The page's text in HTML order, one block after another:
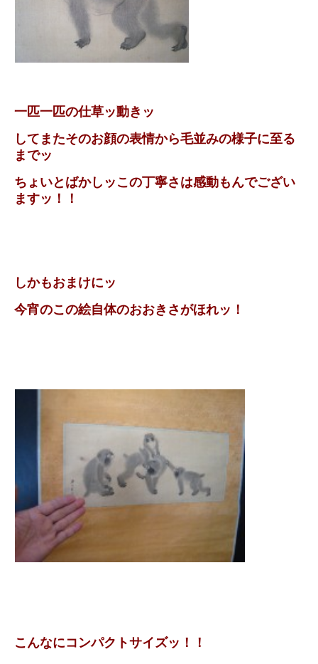
一匹一匹の仕草ッ動きッ
してまたそのお顔の表情から毛並みの様子に至る
までッ
ちょいとばかしッこの丁寧さは感動もんでござい
ますッ！！
しかもおまけにッ
今宵のこの絵自体のおおきさがほれッ！
こんなにコンパクトサイズッ！！